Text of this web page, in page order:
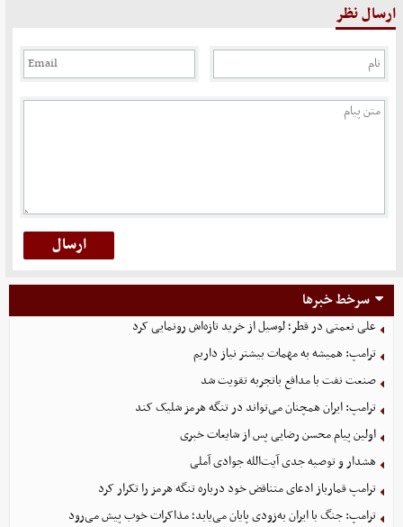
ارسال نظر
سرخط خبرها
علی نعمتی در قطر؛ لوسیل از خرید تازه‌اش رونمایی کرد
ترامپ: همیشه به مهمات بیشتر نیاز داریم
صنعت نفت با مدافع باتجربه تقویت شد
ترامپ: ایران همچنان می‌تواند در تنگه هرمز شلیک کند
اولین پیام محسن رضایی پس از شایعات خبری
هشدار و توصیه جدی آیت‌الله جوادی آملی
ترامپ قمارباز ادعای متناقض خود درباره تنگه هرمز را تکرار کرد
ترامپ: جنگ با ایران به‌زودی پایان می‌یابد؛ مذاکرات خوب پیش می‌رود